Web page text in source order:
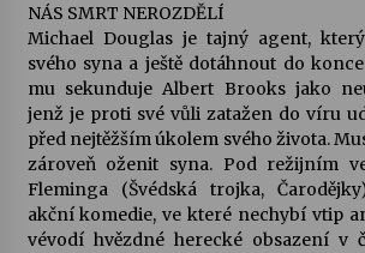
NÁS SMRT NEROZDĚLÍ
Michael Douglas je tajný agent,
svého syna a ještě dotáhnout do
mu sekunduje Albert Brooks jako
jenž je proti své vůli zatažen do víru
před nejtěžším úkolem svého života.
zároveň oženit syna. Pod režijním
Fleminga (Švédská trojka,
akční komedie, ve které nechybí vtip
vévodí hvězdné herecké obsazení v